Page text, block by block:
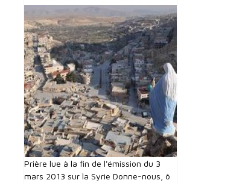
Prière lue à la fin de l'émission du 3
mars 2013 sur la Syrie Donne-nous, ô